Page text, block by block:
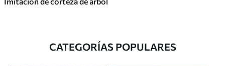
CATEGORÍAS POPULARES